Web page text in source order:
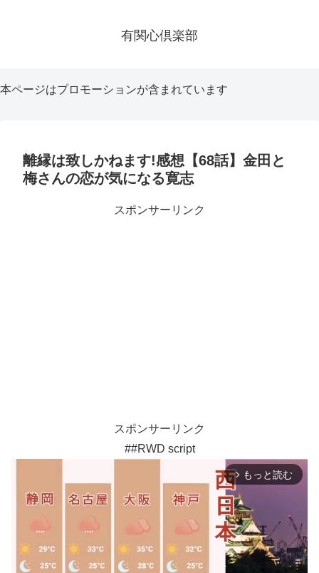
有関心倶楽部
本ページはプロモーションが含まれています
離縁は致しかねます!感想【68話】金田と
梅さんの恋が気になる寛志
スポンサーリンク
スポンサーリンク
##RWD script
arrow_forward_ios もっと読む